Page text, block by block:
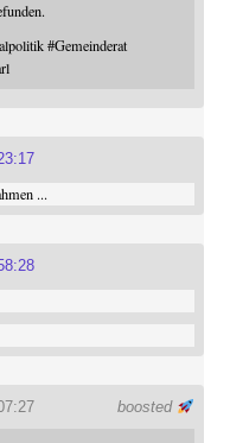
#Gemeinderat
...
boosted